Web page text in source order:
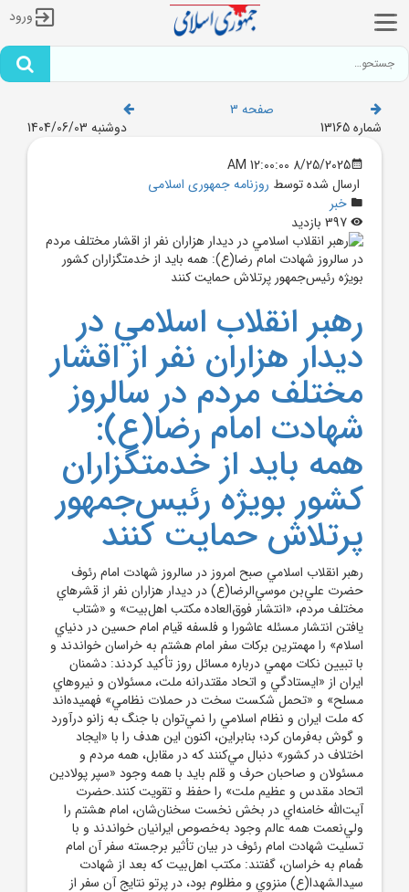
ورود
صفحه 3
شماره 13165
دوشنبه 1404/06/03
8/25/2025 12:00:00 AM
ارسال شده توسط روزنامه جمهوری اسلامی
خبر
رهبر انقلاب اسلامي در
ديدار هزاران نفر از اقشار
مختلف مردم در سالروز
شهادت امام رضا(ع):
همه بايد از خدمتگزاران
کشور بويژه رئيس‌جمهور
پرتلاش حمايت کنند
رهبر انقلاب اسلامي صبح امروز در سالروز شهادت امام‌ رئوف
حضرت علي‌بن‌ موسي‌الرضا(ع) در ديدار هزاران نفر از قشرهاي
مختلف مردم، «انتشار فوق‌العاده مکتب اهل‌بيت» و «شتاب
يافتن انتشار مسئله عاشورا و فلسفه قيام امام حسين در دنياي
اسلام» را مهمترين برکات سفر امام هشتم به خراسان خواندند و
با تبيين نکات مهمي درباره مسائل روز تأکيد کردند: دشمنان
ايران از «ايستادگي و اتحاد مقتدرانه ملت، مسئولان و نيروهاي
مسلح» و «تحمل شکست سخت در حملات نظامي» فهميده‌اند
که ملت ايران و نظام اسلامي را نمي‌توان با جنگ به زانو درآورد
و گوش به‌فرمان کرد؛ بنابراين، اکنون اين هدف را با «ايجاد
اختلاف در کشور» دنبال مي‌کنند که در مقابل، همه مردم و
مسئولان و صاحبان حرف و قلم بايد با همه وجود «سپر پولادين
اتحاد مقدس و عظيم ملت» را حفظ و تقويت کنند.حضرت
آيت‌الله خامنه‌اي در بخش نخست سخنان‌شان، امام هشتم را
ولي‌نعمت همه عالم وجود به‌خصوص ايرانيان خواندند و با
تسليت شهادت امام رئوف در بيان تأثير برجسته سفر آن امام
هُمام به خراسان، گفتند: مکتب اهل‌بيت که بعد از شهادت
سيدالشهدا(ع) منزوي و مظلوم بود، در پرتو نتايج آن سفر از